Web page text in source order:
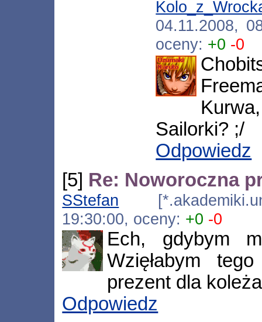
04.11.2008,
oceny: +0 -0
Sailorki? ;/
Odpowiedz
[5] Re: Noworoczna
SStefan
19:30:00, oceny: +0 -0
Ech, gdybym
Wzięłabym
prezent dla
Odpowiedz